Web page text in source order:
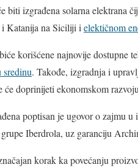
biti izgrađena solarna elektrana
Katanija na Siciliji i elektičnom
korišćene najnovije dostupne
sredinu. Takođe, izgradnja i
doprinijeti ekonomskom
poptisan je ugovor o zajmu
Iberdrola, uz garanciju
korak ka povećanju